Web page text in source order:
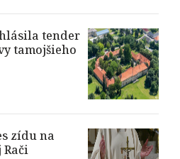
tender
tamojšieho
zídu na
Rači